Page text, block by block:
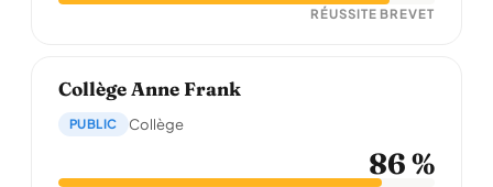
RÉUSSITE BREVET
Collège Anne Frank
PUBLIC Collège
86 %